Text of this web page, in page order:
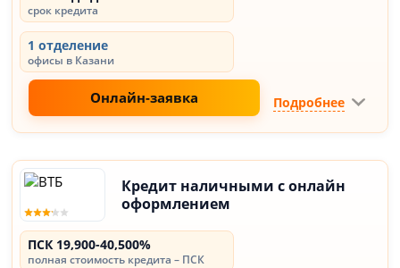
срок кредита
1 отделение
офисы в Казани
Онлайн-заявка Подробнее
Кредит наличными с онлайн
оформлением
ПСК 19,900-40,500%
полная стоимость кредита – ПСК